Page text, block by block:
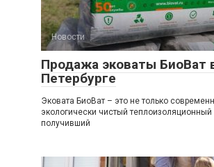
Новости
Продажа эковаты БиоВат
Петербурге
Эковата БиоВат – это не только
экологически чистый теплоизоляционный
получивший